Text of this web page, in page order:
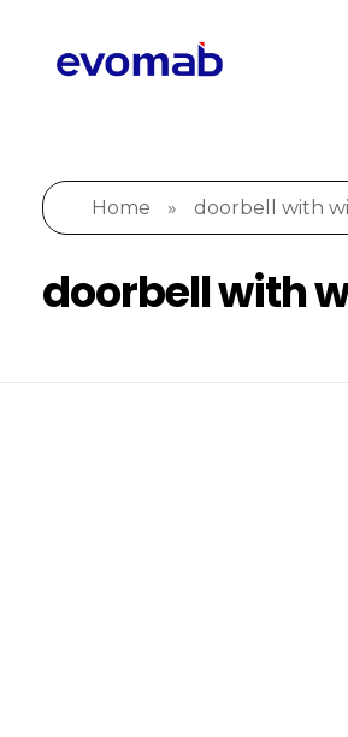
Home » doorbell with
doorbell with